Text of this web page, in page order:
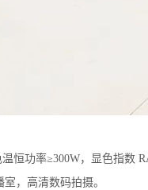
恒功率≥300W，显色指数
，高清数码拍摄。